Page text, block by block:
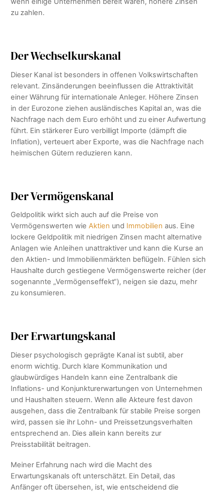
zu zahlen.
Der Wechselkurskanal
Dieser Kanal ist besonders in offenen Volkswirtschaften
relevant. Zinsänderungen beeinflussen die Attraktivität
einer Währung für internationale Anleger. Höhere Zinsen
in der Eurozone ziehen ausländisches Kapital an, was die
Nachfrage nach dem Euro erhöht und zu einer Aufwertung
führt. Ein stärkerer Euro verbilligt Importe (dämpft die
Inflation), verteuert aber Exporte, was die Nachfrage nach
heimischen Gütern reduzieren kann.
Der Vermögenskanal
Geldpolitik wirkt sich auch auf die Preise von
Vermögenswerten wieAktien und Immobilien aus. Eine
lockere Geldpolitik mit niedrigen Zinsen macht alternative
Anlagen wie Anleihen unattraktiver und kann die Kurse an
den Aktien- und Immobilienmärkten beflügeln. Fühlen sich
Haushalte durch gestiegene Vermögenswerte reicher (der
sogenannte „Vermögenseffekt“), neigen sie dazu, mehr
zu konsumieren.
Der Erwartungskanal
Dieser psychologisch geprägte Kanal ist subtil, aber
enorm wichtig. Durch klare Kommunikation und
glaubwürdiges Handeln kann eine Zentralbank die
Inflations- und Konjunkturerwartungen von Unternehmen
und Haushalten steuern. Wenn alle Akteure fest davon
ausgehen, dass die Zentralbank für stabile Preise sorgen
wird, passen sie ihr Lohn- und Preissetzungsverhalten
entsprechend an. Dies allein kann bereits zur
Preisstabilität beitragen.
Meiner Erfahrung nach wird die Macht des
Erwartungskanals oft unterschätzt. Ein Detail, das
Anfänger oft übersehen, ist, wie entscheidend die